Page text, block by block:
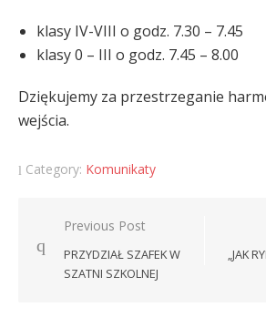
klasy IV-VIII o godz. 7.30 – 7.45
klasy 0 – III o godz. 7.45 – 8.00
Dziękujemy za przestrzeganie
wejścia.
Category: Komunikaty
Nawigacja
wpisu
Previous Post
PRZYDZIAŁ SZAFEK W
SZATNI SZKOLNEJ
„JAK